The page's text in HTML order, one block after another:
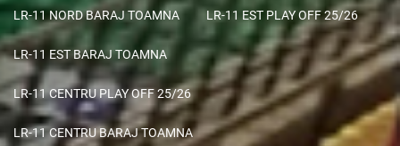
LR-11 NORD BARAJ TOAMNA LR-11 EST PLAY OFF 25/26
LR-11 EST BARAJ TOAMNA
LR-11 CENTRU PLAY OFF 25/26
LR-11 CENTRU BARAJ TOAMNA